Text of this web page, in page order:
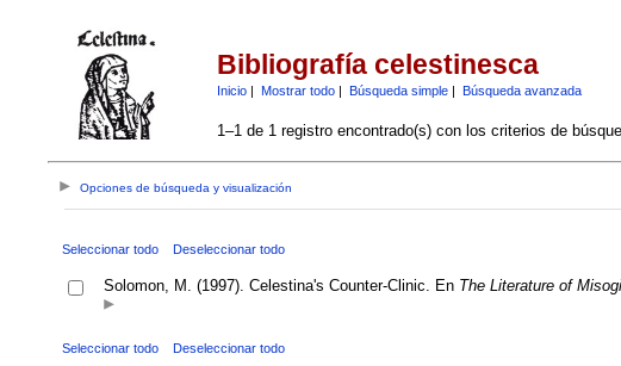
Bibliografía celestinesca
Inicio| Mostrar todo| Búsqueda simple| Búsqueda avanzada
1–1 de 1 registro encontrado(s) con los criterios de
Opciones de búsqueda y visualización
Seleccionar todo Deseleccionar todo
Solomon, M. (1997). Celestina's Counter-Clinic. En The Literature of
Seleccionar todo Deseleccionar todo